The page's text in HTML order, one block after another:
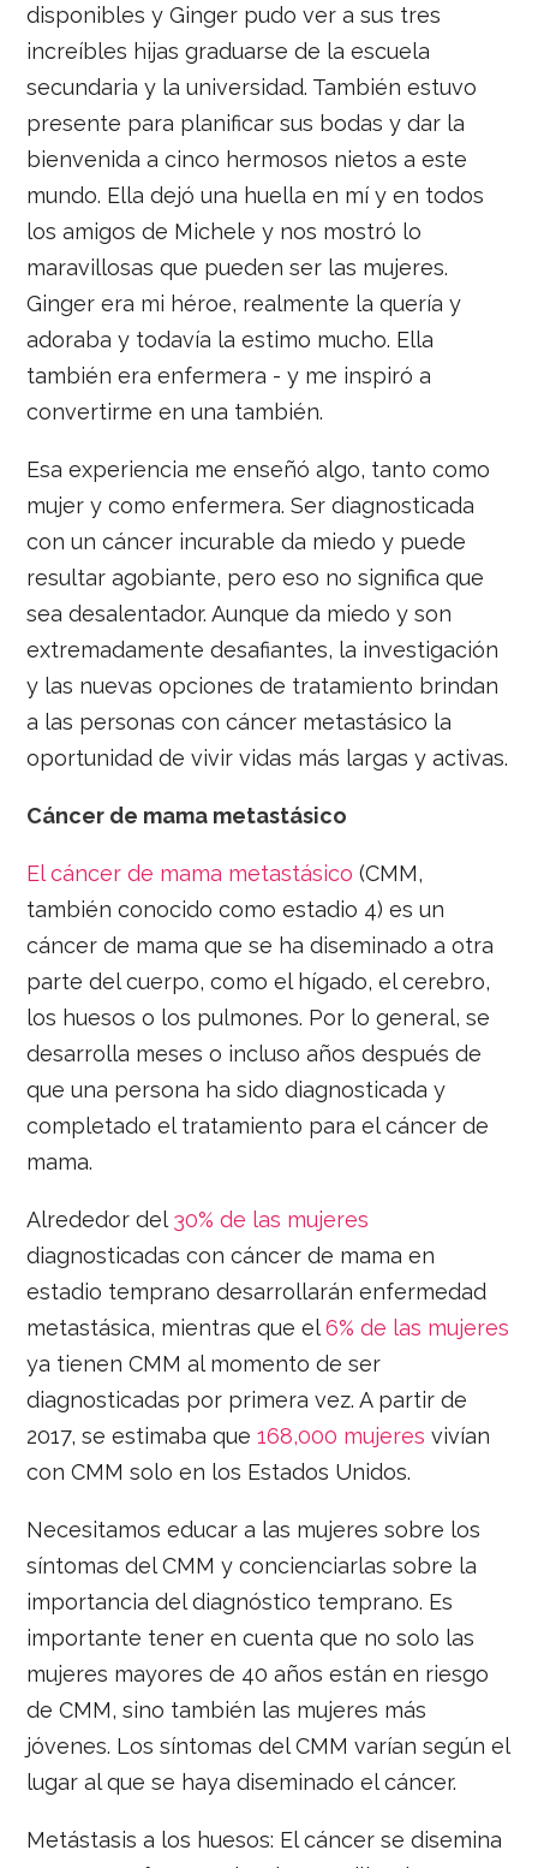
disponibles y Ginger pudo ver a sus tres
increíbles hijas graduarse de la escuela
secundaria y la universidad. También estuvo
presente para planificar sus bodas y dar la
bienvenida a cinco hermosos nietos a este
mundo. Ella dejó una huella en mí y en todos
los amigos de Michele y nos mostró lo
maravillosas que pueden ser las mujeres.
Ginger era mi héroe, realmente la quería y
adoraba y todavía la estimo mucho. Ella
también era enfermera - y me inspiró a
convertirme en una también.
Esa experiencia me enseñó algo, tanto como
mujer y como enfermera. Ser diagnosticada
con un cáncer incurable da miedo y puede
resultar agobiante, pero eso no significa que
sea desalentador. Aunque da miedo y son
extremadamente desafiantes, la investigación
y las nuevas opciones de tratamiento brindan
a las personas con cáncer metastásico la
oportunidad de vivir vidas más largas y activas.
Cáncer de mama metastásico
El cáncer de mama metastásico(CMM,
también conocido como estadio 4) es un
cáncer de mama que se ha diseminado a otra
parte del cuerpo, como el hígado, el cerebro,
los huesos o los pulmones. Por lo general, se
desarrolla meses o incluso años después de
que una persona ha sido diagnosticada y
completado el tratamiento para el cáncer de
mama.
Alrededor del 30% de las mujeres
diagnosticadas con cáncer de mama en
estadio temprano desarrollarán enfermedad
metastásica, mientras que el6% de las mujeres
ya tienen CMM al momento de ser
diagnosticadas por primera vez. A partir de
2017, se estimaba que168,000 mujeres vivían
con CMM solo en los Estados Unidos.
Necesitamos educar a las mujeres sobre los
síntomas del CMM y concienciarlas sobre la
importancia del diagnóstico temprano. Es
importante tener en cuenta que no solo las
mujeres mayores de 40 años están en riesgo
de CMM, sino también las mujeres más
jóvenes. Los síntomas del CMM varían según el
lugar al que se haya diseminado el cáncer.
Metástasis a los huesos: El cáncer se disemina